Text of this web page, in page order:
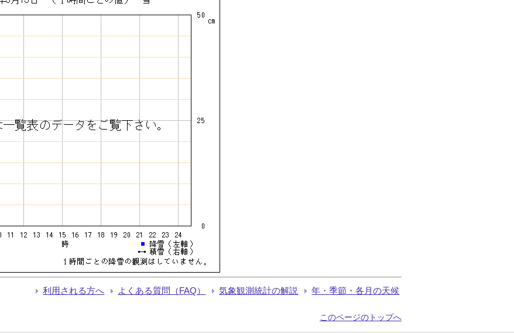
利用される方へ よくある質問（FAQ） 気象観測統計の解説 年・季節・各月の天候
このページのトップへ